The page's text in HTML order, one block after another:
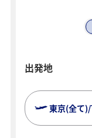
出発地
東京(全て